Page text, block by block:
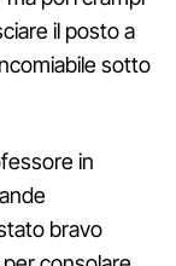
il posto a
sotto
in
bravo